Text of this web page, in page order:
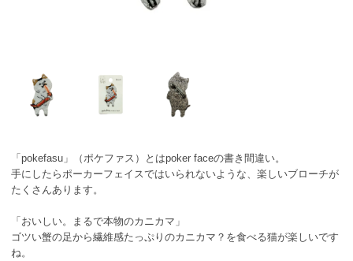
「pokefasu」（ポケファス）とはpoker faceの書き間違い。
手にしたらポーカーフェイスではいられないような、楽しいブローチが
たくさんあります。
「おいしい。まるで本物のカニカマ」
ゴツい蟹の足から繊維感たっぷりのカニカマ？を食べる猫が楽しいです
ね。